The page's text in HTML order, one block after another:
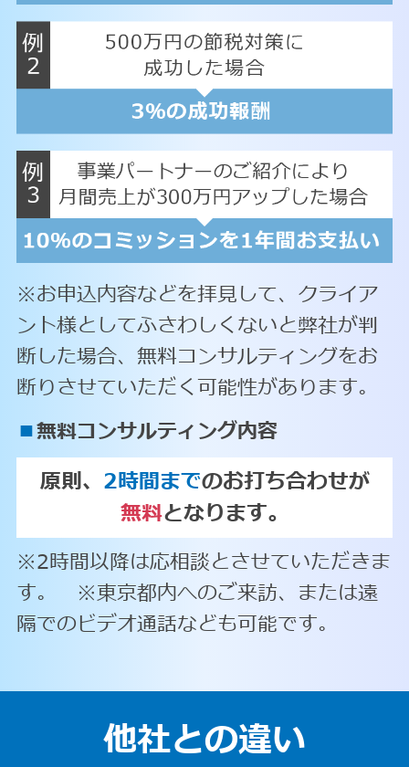
※お申込内容などを拝見して、クライア
ント様としてふさわしくないと弊社が判
断した場合、無料コンサルティングをお
断りさせていただく可能性があります。
■無料コンサルティング内容
原則、 2時間までのお打ち合わせが
無料となります。
※2時間以降は応相談とさせていただきま
す。 ※東京都内へのご来訪、または遠
隔でのビデオ通話なども可能です。
他社との違い